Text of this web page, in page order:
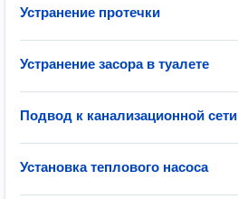
Устранение протечки
Устранение засора в туалете
Подвод к канализационной сети
Установка теплового насоса